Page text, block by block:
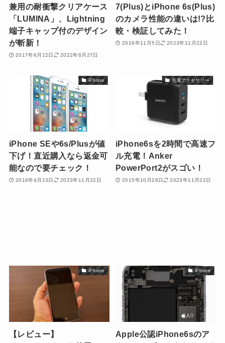
兼用の耐衝撃クリアケース
「LUMINA」、Lightning
端子キャップ付のデザイン
が斬新！
2017年6月12日 2022年6月27日
7(Plus)とiPhone 6s(Plus)
のカメラ性能の違いは!?比
較・検証してみた！
2016年11月5日 2023年11月22日
iPhone
iPhone SEや6s/Plusが値
下げ！直近購入なら返金可
能なので要チェック！
2016年4月23日 2023年11月22日
充電アクセサリー
iPhone6sを2時間で高速フ
ル充電！Anker
PowerPort2がスゴい！
2015年10月28日 2023年11月22日
iPhone
【レビュー】
iPhone
Apple公認iPhone6sのア